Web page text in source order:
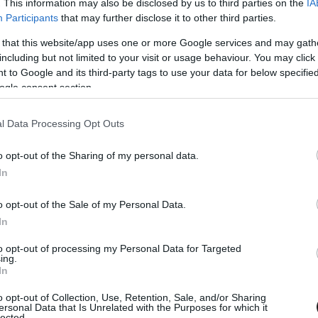
This information may also be disclosed by us to third parties on the
Participants that may further disclose it to other third parties.
that this website/app uses one or more Google services and may
but not limited to your visit or usage behaviour. You may
to Google and its third-party tags to use your data for below
consent section.
Data Processing Opt Outs
opt-out of the Sharing of my personal data.
opt-out of the Sale of my Personal Data.
opt-out of processing my Personal Data for Targeted
opt-out of Collection, Use, Retention, Sale, and/or Sharing
Data that Is Unrelated with the Purposes for which it
többet megtudhattok Stewart klasszikus
a fiatal versenyzőket, és ő kitől tanult sokat.
használod még mindig, mint a karriered
technikával került a minta a sisakra?
ötletemmel. Az első versenyzői évemben
használtam. De úgy gondoltam, hogy kell
valami olyasmit akartam, ami képviseli az
és vettünk egy darab tartan mintás
gyakorlatilag ráragasztottuk. Aztán vittünk
volt így, tudtuk, hogy meg kell